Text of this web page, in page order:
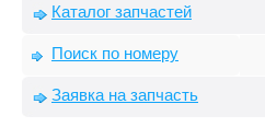
Каталог запчастей
Поиск по номеру
Заявка на запчасть